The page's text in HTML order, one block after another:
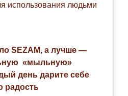
использования людьми
SEZAM, а лучше —
«мыльную»
день дарите себе
радость